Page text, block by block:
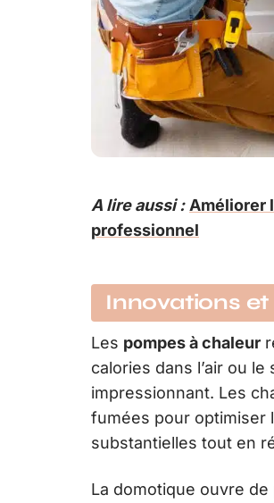
A lire aussi : Améliorer
professionnel
Innovations
Les pompes à chaleur
calories dans l’air ou
impressionnant. Les
fumées pour optimiser
substantielles tout en
La domotique ouvre